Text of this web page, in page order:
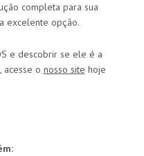
completa para sua
excelente opção.
e descobrir se ele é a
acesse o nosso site hoje